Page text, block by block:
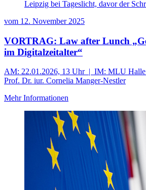
vom 12. November 2025
VORTRAG: Law after Lunch
im Digitalzeitalter“
AM: 22.01.2026, 13 Uhr | IM: MLU
Prof. Dr. iur. Cornelia Manger-Nestler
Mehr Informationen